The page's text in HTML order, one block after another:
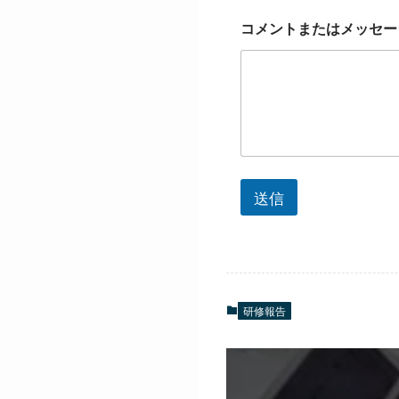
コメントまたはメッセ
送信
研修報告